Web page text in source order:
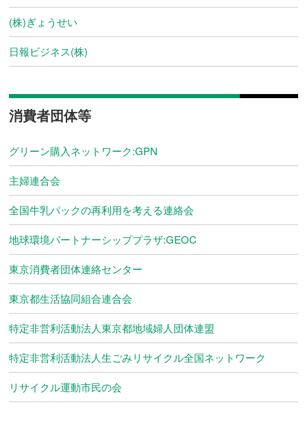
(株)ぎょうせい
日報ビジネス(株)
消費者団体等
グリーン購入ネットワーク:GPN
主婦連合会
全国牛乳パックの再利用を考える連絡会
地球環境パートナーシッププラザ:GEOC
東京消費者団体連絡センター
東京都生活協同組合連合会
特定非営利活動法人東京都地域婦人団体連盟
特定非営利活動法人生ごみリサイクル全国ネットワーク
リサイクル運動市民の会